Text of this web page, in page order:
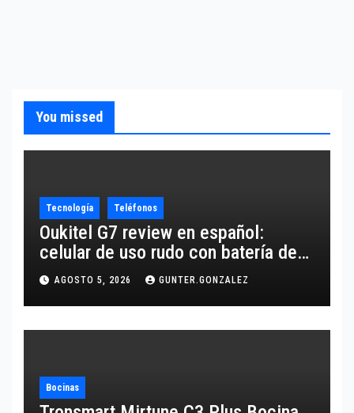
You missed
Tecnología Teléfonos
Oukitel G7 review en español:
celular de uso rudo con batería de
10,600 mAh
AGOSTO 5, 2026 GUNTER.GONZALEZ
Bocinas